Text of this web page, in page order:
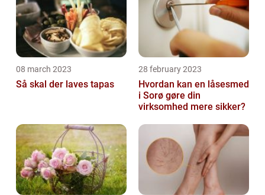
08 march 2023
Så skal der laves tapas
28 february 2023
Hvordan kan en låsesmed
i Sorø gøre din
virksomhed mere sikker?